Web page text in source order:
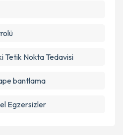
Tetik Nokta Tedavisi
bantlama
Egzersizler